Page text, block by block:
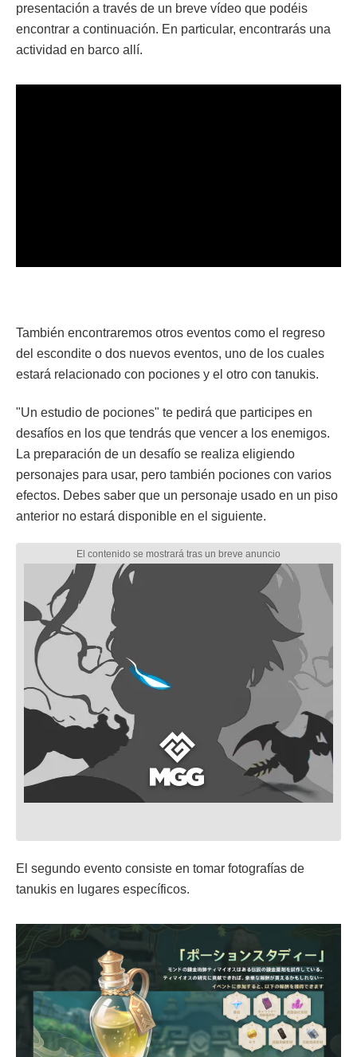
presentación a través de un breve vídeo que podéis
encontrar a continuación. En particular, encontrarás una
actividad en barco allí.
También encontraremos otros eventos como el regreso
del escondite o dos nuevos eventos, uno de los cuales
estará relacionado con pociones y el otro con tanukis.
"Un estudio de pociones" te pedirá que participes en
desafíos en los que tendrás que vencer a los enemigos.
La preparación de un desafío se realiza eligiendo
personajes para usar, pero también pociones con varios
efectos. Debes saber que un personaje usado en un piso
anterior no estará disponible en el siguiente.
El segundo evento consiste en tomar fotografías de
tanukis en lugares específicos.